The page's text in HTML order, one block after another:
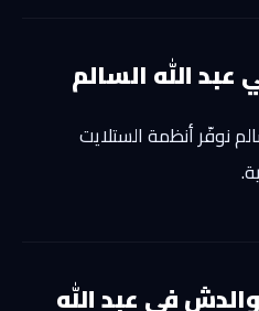
الله السالم
نوفّر أنظمة الستلايت
في عبد الله